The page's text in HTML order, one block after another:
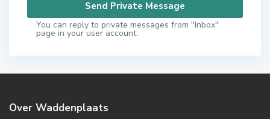
You can reply to private messages from "Inbox"
page in your user account.
Over Waddenplaats